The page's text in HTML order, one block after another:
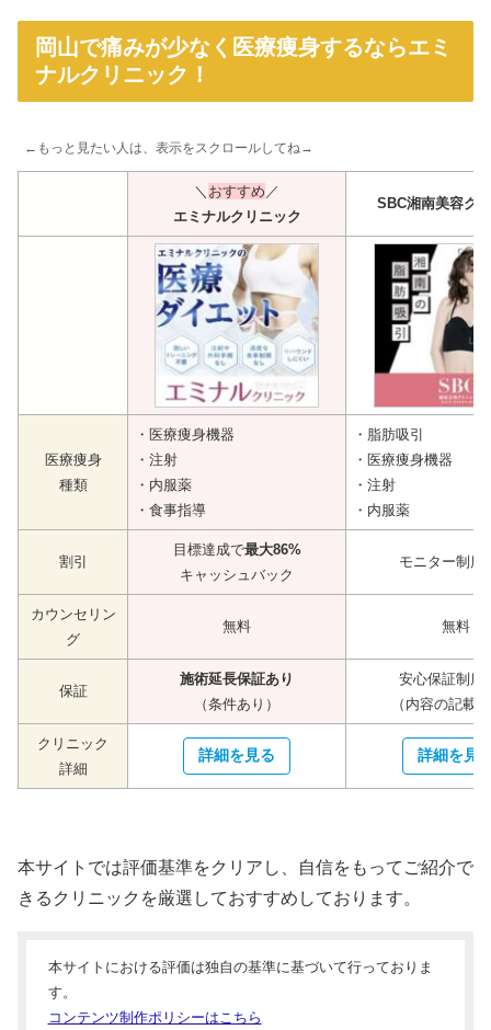
岡山で痛みが少なく医療痩身するならエミ
ナルクリニック！
←もっと見たい人は、表示をスクロールしてね→
＼ おすすめ ／
エミナルクリニック
SBC湘南美容ク
医療痩身
種類
・医療痩身機器
・注射
・内服薬
・食事指導
・脂肪吸引
・医療痩身機器
・注射
・内服薬
割引
目標達成で最大86%
キャッシュバック
モニター制度
カウンセリン
グ
無料 無料
保証
施術延長保証あり
（条件あり）
安心保証制度
（内容の記載
クリニック
詳細
詳細を見る 詳細を見
本サイトでは評価基準をクリアし、自信をもってご紹介で
きるクリニックを厳選しておすすめしております。
本サイトにおける評価は独自の基準に基づいて行っておりま
す。
コンテンツ制作ポリシーはこちら